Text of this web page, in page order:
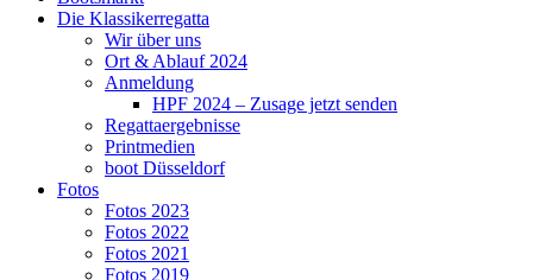
Die Klassikerregatta
Wir über uns
Ort & Ablauf 2024
Anmeldung
HPF 2024 – Zusage jetzt senden
Regattaergebnisse
Printmedien
boot Düsseldorf
Fotos
Fotos 2023
Fotos 2022
Fotos 2021
Fotos 2019